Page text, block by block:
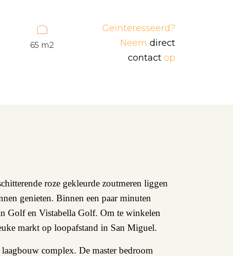
65 m2
Geinteresseerd?
Neem direct
contactop
roze gekleurde zoutmeren liggen
genieten. Binnen een paar minuten
Golf en Vistabella Golf. Om te winkelen
markt op loopafstand in San Miguel.
complex. De master bedroom